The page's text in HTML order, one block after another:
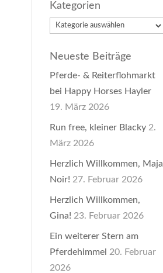
Kategorien
Kategorien
Neueste Beiträge
Pferde- & Reiterflohmarkt
bei Happy Horses Hayler
19. März 2026
Run free, kleiner Blacky 2.
März 2026
Herzlich Willkommen, Maja
Noir! 27. Februar 2026
Herzlich Willkommen,
Gina! 23. Februar 2026
Ein weiterer Stern am
Pferdehimmel 20. Februar
2026